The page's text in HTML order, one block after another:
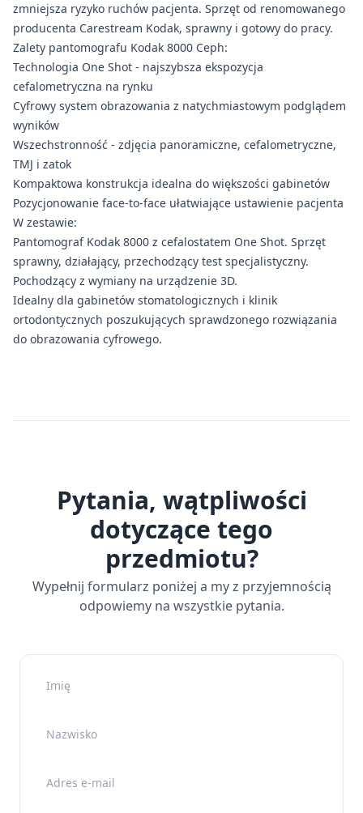
zmniejsza ryzyko ruchów pacjenta. Sprzęt od renomowanego
producenta Carestream Kodak, sprawny i gotowy do pracy.
Zalety pantomografu Kodak 8000 Ceph:
Technologia One Shot - najszybsza ekspozycja
cefalometryczna na rynku
Cyfrowy system obrazowania z natychmiastowym podglądem
wyników
Wszechstronność - zdjęcia panoramiczne, cefalometryczne,
TMJ i zatok
Kompaktowa konstrukcja idealna do większości gabinetów
Pozycjonowanie face-to-face ułatwiające ustawienie pacjenta
W zestawie:
Pantomograf Kodak 8000 z cefalostatem One Shot. Sprzęt
sprawny, działający, przechodzący test specjalistyczny.
Pochodzący z wymiany na urządzenie 3D.
Idealny dla gabinetów stomatologicznych i klinik
ortodontycznych poszukujących sprawdzonego rozwiązania
do obrazowania cyfrowego.
Pytania, wątpliwości
dotyczące tego
przedmiotu?
Wypełnij formularz poniżej a my z przyjemnością
odpowiemy na wszystkie pytania.
Nazwisko
Adres e-mail